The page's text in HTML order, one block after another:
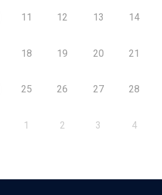
11 12 13 14
18 19 20 21
25 26 27 28
1 2 3 4